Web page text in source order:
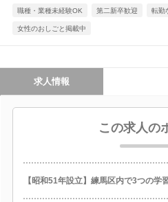
職種・業種未経験OK 第二新卒歓迎 転勤
女性のおしごと掲載中
求人情報
この求人の
【昭和51年設立】練馬区内で3つの学